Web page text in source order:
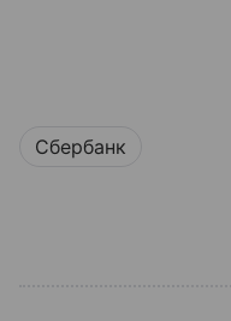
Сбербанк